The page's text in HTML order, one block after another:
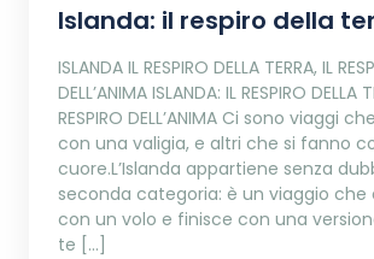
Islanda: il respiro della
ISLANDA IL RESPIRO DELLA TERRA, IL
DELL’ANIMA ISLANDA: IL RESPIRO DELLA
RESPIRO DELL’ANIMA Ci sono viaggi
con una valigia, e altri che si fanno
cuore.L’Islanda appartiene senza
seconda categoria: è un viaggio
con un volo e finisce con una
te […]